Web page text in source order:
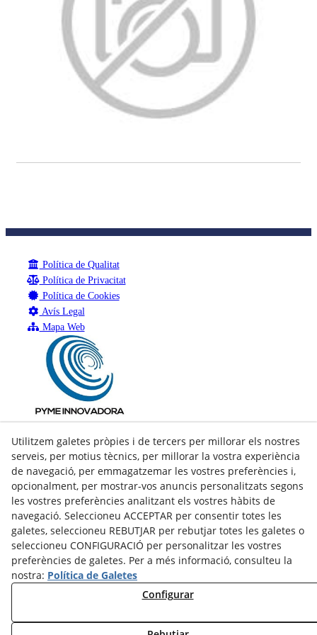
Política de Qualitat
Política de Privacitat
Política de Cookies
Avís Legal
Mapa Web
Utilitzem galetes pròpies i de tercers per millorar els nostres
serveis, per motius tècnics, per millorar la vostra experiència
de navegació, per emmagatzemar les vostres preferències i,
opcionalment, per mostrar-vos anuncis personalitzats segons
les vostres preferències analitzant els vostres hàbits de
navegació. Seleccioneu ACCEPTAR per consentir totes les
galetes, seleccioneu REBUTJAR per rebutjar totes les galetes o
seleccioneu CONFIGURACIÓ per personalitzar les vostres
preferències de galetes. Per a més informació, consulteu la
nostra: Política de Galetes
Configurar